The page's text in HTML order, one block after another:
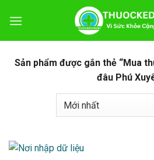
đến
Sản phẩm được gắn thẻ “Mua
đâu Phú